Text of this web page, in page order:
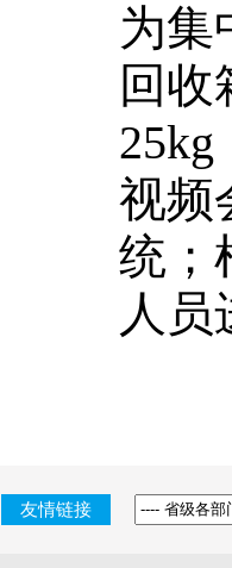
为集
回
视频
统；
人
友情链接